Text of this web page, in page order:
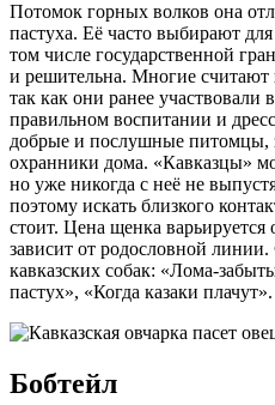
Потомок горных волков она
пастуха. Её часто выбирают
том числе государственной
и решительна. Многие считают
так как они ранее участвовали
правильном воспитании и
добрые и послушные питомцы,
охранники дома. «Кавказцы»
но уже никогда с неё не
поэтому искать близкого
стоит. Цена щенка варьируется
зависит от родословной
кавказских собак: «Лома-
пастух», «Когда казаки плачут».
Бобтейл